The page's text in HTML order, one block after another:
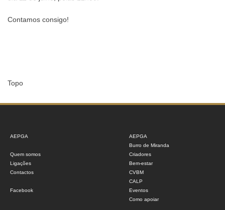
Contamos consigo!
Topo
AEPGA
Quem somos
Ligações
Contactos
Facebook
AEPGA
Burro de Miranda
Criadores
Bem-estar
CVBM
CALP
Eventos
Como apoiar